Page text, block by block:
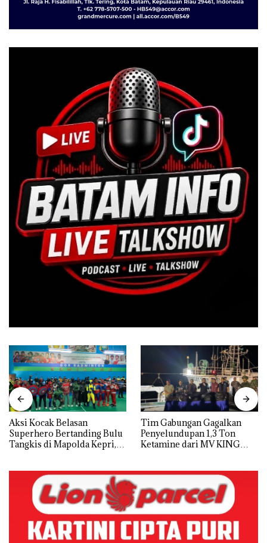
Aksi Kocak Belasan
Superhero Bertanding Bulu
Tangkis di Mapolda Kepri,
Tim Gabungan Gagalkan
Penyelundupan 1,3 Ton
Ketamine dari MV KING